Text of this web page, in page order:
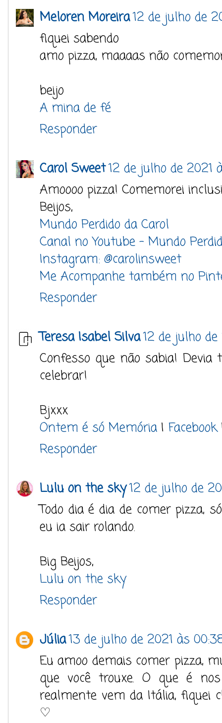
Meloren Moreira12 de julho de
fiquei sabendo
amo pizza, maaaas não
beijo
A mina de fé
Responder
Carol Sweet12 de julho de 2021
Amoooo pizza! Comemorei
Beijos,
Mundo Perdido da Carol
Canal no Youtube - Mundo
Instagram: @carolinsweet
Me Acompanhe também no
Responder
Teresa Isabel Silva12 de julho de
Confesso que não sabia! Devia
celebrar!
Bjxxx
Ontem é só Memória | Facebook
Responder
Lulu on the sky12 de julho de
Todo dia é dia de comer pizza,
eu ia sair rolando.
Big Beijos,
Lulu on the sky
Responder
Júlia13 de julho de 2021 às
Eu amoo demais comer pizza,
que você trouxe. O que é
realmente vem da Itália, fiquei
♡